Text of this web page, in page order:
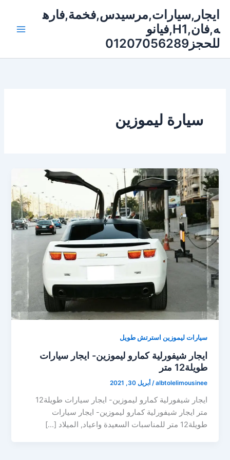
المحتوى
ايجار,سيارات,مرسيدس,فخمة,فاره
ه,فان,H1,فيانو
للحجز01207056289
سيارة ليموزين
سيارات ليموزين استرتش طويل
ايجار شيفورلية كمارو ليموزين- ايجار سيارات
طويلة12 متر
albtolelimousinee
/ أبريل 30, 2021
ايجار شيفورلية كمارو ليموزين- ايجار سيارات طويلة12
متر ايجار شيفورلية كمارو ليموزين- ايجار سيارات
طويلة12 متر للمناسبات السعيدة واعياد, الميلاد […]